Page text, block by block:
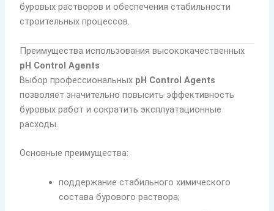
буровых растворов и обеспечения стабильности
строительных процессов.
Преимущества использования высококачественных
pH Control Agents
Выбор профессиональных pH Control Agents
позволяет значительно повысить эффективность
буровых работ и сократить эксплуатационные
расходы.
Основные преимущества:
поддержание стабильного химического
состава бурового раствора;